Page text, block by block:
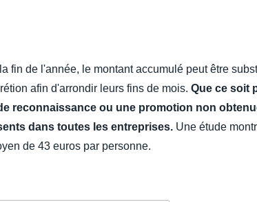
Norway
fin de l'année, le montant accumulé peut être
afin d'arrondir leurs fins de mois.Que ce soit
reconnaissance ou une promotion non
dans toutes les entreprises. Une étude
de 43 euros par personne.